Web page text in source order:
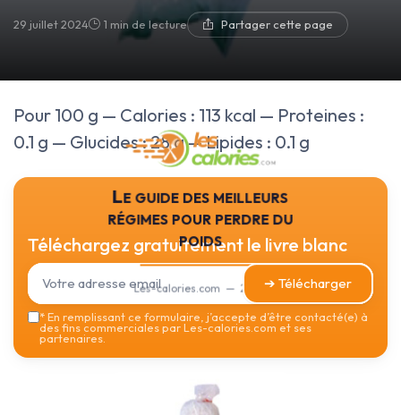
29 juillet 2024 1 min de lecture Partager cette page
Pour 100 g — Calories : 113 kcal — Proteines :
0.1 g — Glucides : 28 g — Lipides : 0.1 g
Le guide des meilleurs
régimes pour perdre du
poids
Les-calories.com — 2026
Téléchargez gratuitement le livre blanc
➔ Télécharger
*En remplissant ce formulaire, j’accepte d’être contacté(e) à
des fins commerciales par Les-calories.com et ses
partenaires.